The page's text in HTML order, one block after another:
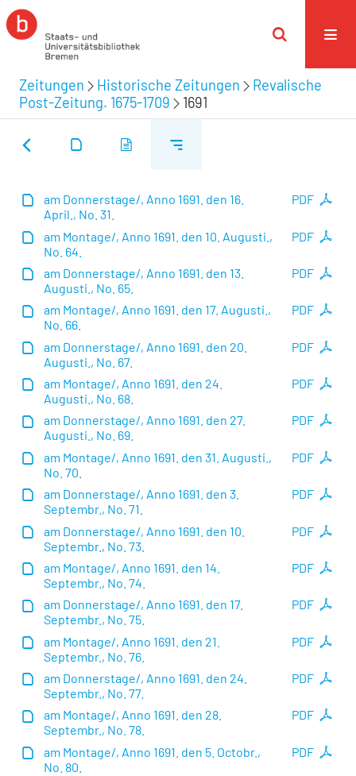
Zeitungen Historische Zeitungen
Revalische
Post-Zeitung. 1675-1709
1691
PDF
am Donnerstage/, Anno 1691. den 16.
April., No. 31.
PDF
am Montage/, Anno 1691. den 10. Augusti.,
No. 64.
PDF
am Donnerstage/, Anno 1691. den 13.
Augusti., No. 65.
PDF
am Montage/, Anno 1691. den 17. Augusti.,
No. 66.
PDF
am Donnerstage/, Anno 1691. den 20.
Augusti., No. 67.
PDF
am Montage/, Anno 1691. den 24.
Augusti., No. 68.
PDF
am Donnerstage/, Anno 1691. den 27.
Augusti., No. 69.
PDF
am Montage/, Anno 1691. den 31. Augusti.,
No. 70.
PDF
am Donnerstage/, Anno 1691. den 3.
Septembr., No. 71.
PDF
am Donnerstage/, Anno 1691. den 10.
Septembr., No. 73.
PDF
am Montage/, Anno 1691. den 14.
Septembr., No. 74.
PDF
am Donnerstage/, Anno 1691. den 17.
Septembr., No. 75.
PDF
am Montage/, Anno 1691. den 21.
Septembr., No. 76.
PDF
am Donnerstage/, Anno 1691. den 24.
Septembr., No. 77.
PDF
am Montage/, Anno 1691. den 28.
Septembr., No. 78.
PDF
am Montage/, Anno 1691. den 5. Octobr.,
No. 80.